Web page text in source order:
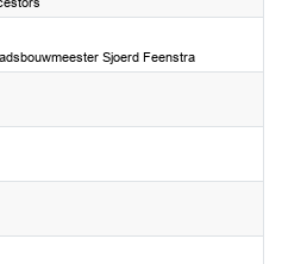
Sjoerd Feenstra